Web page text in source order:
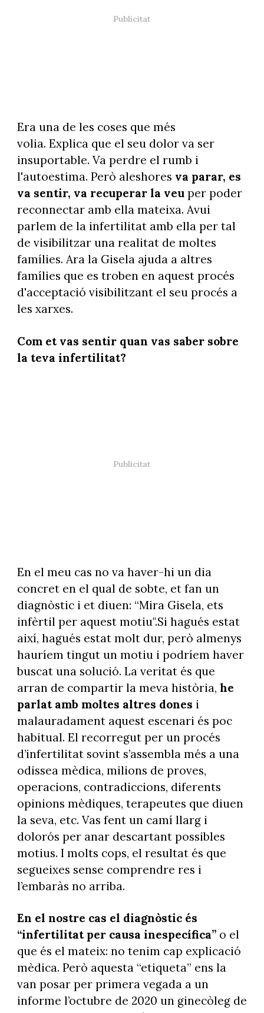
Era una de les coses que més
volia. Explica que el seu dolor va ser
insuportable. Va perdre el rumb i
l'autoestima. Però aleshores va parar, es
va sentir, va recuperar la veuper poder
reconnectar amb ella mateixa. Avui
parlem de la infertilitat amb ella per tal
de visibilitzar una realitat de moltes
famílies. Ara la Gisela ajuda a altres
famílies que es troben en aquest procés
d'acceptació visibilitzant el seu procés a
les xarxes.
Com et vas sentir quan vas saber sobre
la teva infertilitat?
En el meu cas no va haver-hi un dia
concret en el qual de sobte, et fan un
diagnòstic i et diuen: “Mira Gisela, ets
infèrtil per aquest motiu".Si hagués estat
així, hagués estat molt dur, però almenys
hauríem tingut un motiu i podríem haver
buscat una solució. La veritat és que
arran de compartir la meva història, he
parlat amb moltes altres dones i
malauradament aquest escenari és poc
habitual. El recorregut per un procés
d’infertilitat sovint s’assembla més a una
odissea mèdica, milions de proves,
operacions, contradiccions, diferents
opinions mèdiques, terapeutes que diuen
la seva, etc. Vas fent un camí llarg i
dolorós per anar descartant possibles
motius. I molts cops, el resultat és que
segueixes sense comprendre res i
l’embaràs no arriba.
En el nostre cas el diagnòstic és
“infertilitat per causa inespecífica”o el
que és el mateix: no tenim cap explicació
mèdica. Però aquesta “etiqueta” ens la
van posar per primera vegada a un
informe l’octubre de 2020 un ginecòleg de